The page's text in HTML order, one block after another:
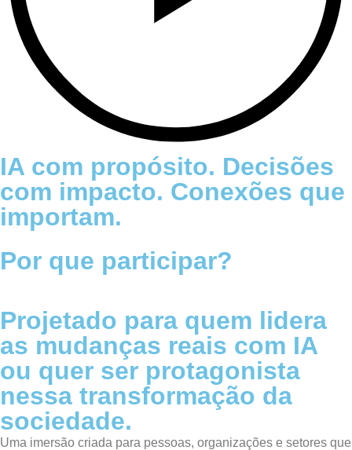
IA com propósito. Decisões
com impacto. Conexões que
importam.
Por que participar?
Projetado para quem lidera
as mudanças reais com IA
ou quer ser protagonista
nessa transformação da
sociedade.
Uma imersão criada para pessoas, organizações e setores que